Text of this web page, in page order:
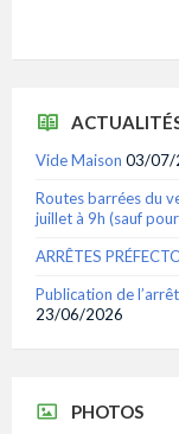
Vide Maison 03/07/
Routes barrées du
juillet à 9h (sauf
ARRÊTES
Publication de
23/06/2026
PHOTOS